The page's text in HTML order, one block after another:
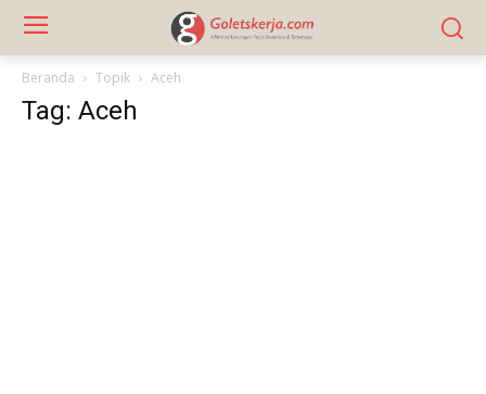
Beranda Topik Aceh
Tag: Aceh